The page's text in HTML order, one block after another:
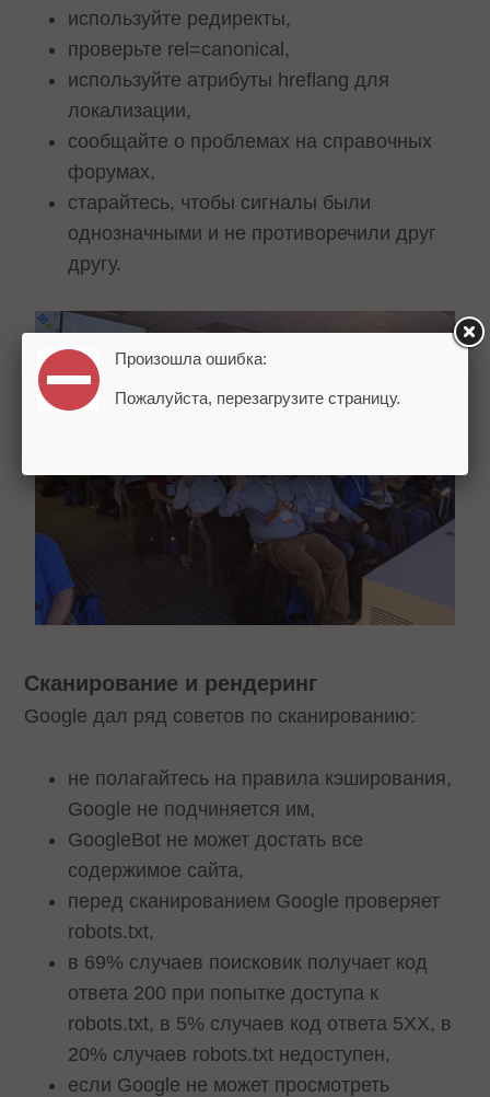
используйте редиректы,
проверьте rel=canonical,
используйте атрибуты hreflang для
локализации,
сообщайте о проблемах на справочных
форумах,
старайтесь, чтобы сигналы были
однозначными и не противоречили друг
другу.
Сканирование и рендеринг
Google дал ряд советов по сканированию:
не полагайтесь на правила кэширования,
Google не подчиняется им,
GoogleBot не может достать все
содержимое сайта,
перед сканированием Google проверяет
robots.txt,
в 69% случаев поисковик получает код
ответа 200 при попытке доступа к
robots.txt, в 5% случаев код ответа 5XX, в
20% случаев robots.txt недоступен,
если Google не может просмотреть
Произошла ошибка:
Пожалуйста, перезагрузите страницу.